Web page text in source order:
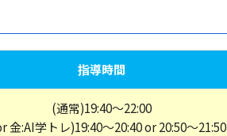
指導時間
(通常)19:40～22:00
金:AI学トレ)19:40～20:40 or 20:50～21:50